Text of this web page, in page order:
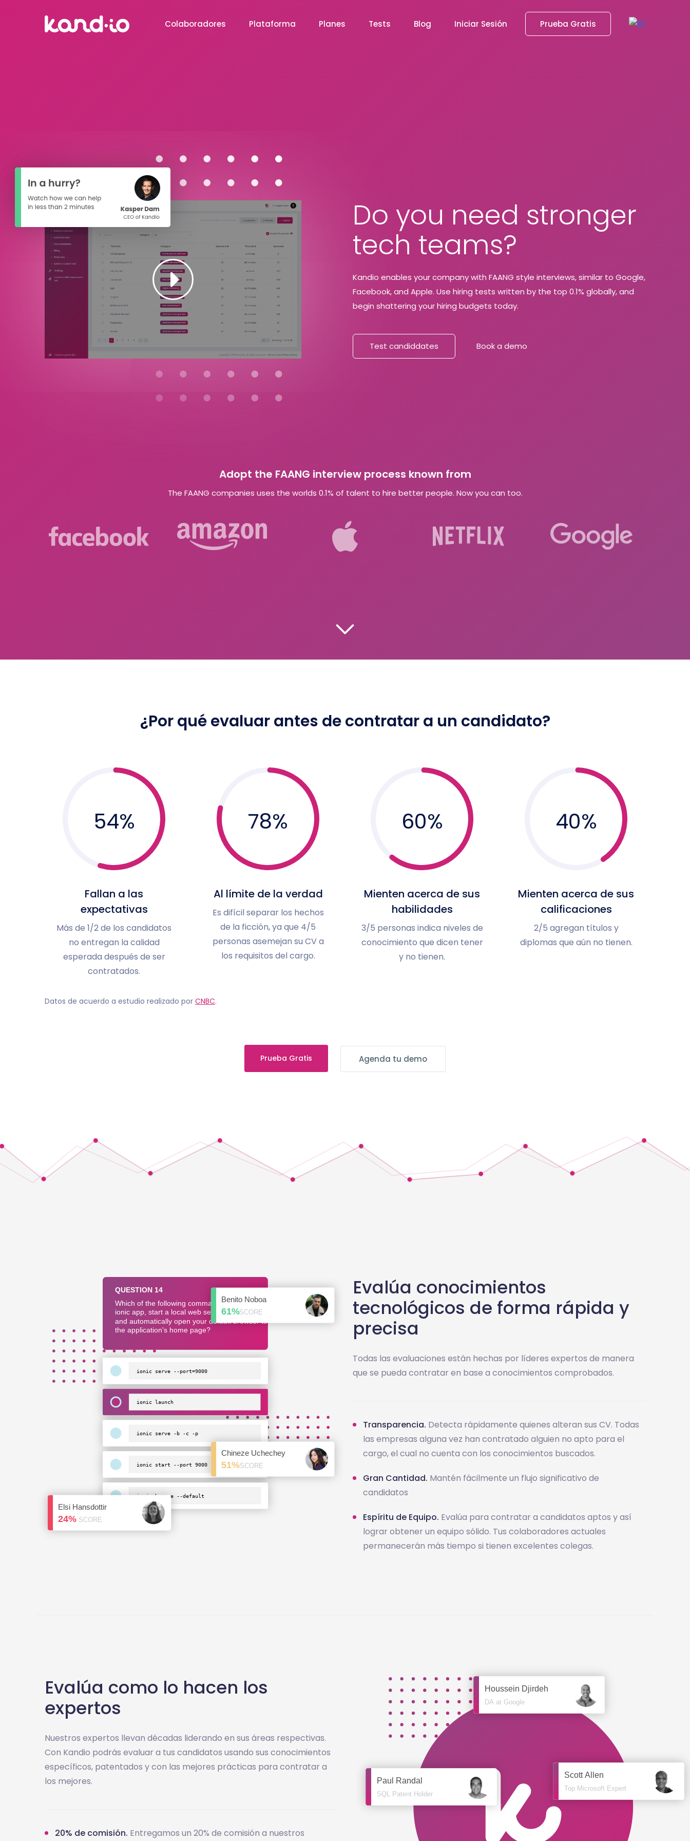
Colaboradores Plataforma Planes Tests Blog Iniciar Sesión Prueba Gratis
Do you need stronger
tech teams?
Kandio enables your company with FAANG style interviews, similar to Google,
Facebook, and Apple. Use hiring tests written by the top 0.1% globally, and
begin shattering your hiring budgets today.
Test candiddates Book a demo
Adopt the FAANG interview process known from
The FAANG companies uses the worlds 0.1% of talent to hire better people. Now you can too.
¿Por qué evaluar antes de contratar a un candidato?
54%
Fallan a las
expectativas
Más de 1/2 de los candidatos
no entregan la calidad
esperada después de ser
contratados.
78%
Al límite de la verdad
Es difícil separar los hechos
de la ficción, ya que 4/5
personas asemejan su CV a
los requisitos del cargo.
60%
Mienten acerca de sus
habilidades
3/5 personas indica niveles de
conocimiento que dicen tener
y no tienen.
40%
Mienten acerca de sus
calificaciones
2/5 agregan títulos y
diplomas que aún no tienen.
Datos de acuerdo a estudio realizado por CNBC.
Prueba Gratis Agenda tu demo
Evalúa conocimientos
tecnológicos de forma rápida y
precisa
Todas las evaluaciones están hechas por líderes expertos de manera
que se pueda contratar en base a conocimientos comprobados.
Transparencia. Detecta rápidamente quienes alteran sus CV. Todas
las empresas alguna vez han contratado alguien no apto para el
cargo, el cual no cuenta con los conocimientos buscados.
Gran Cantidad. Mantén fácilmente un flujo significativo de
candidatos
Espíritu de Equipo. Evalúa para contratar a candidatos aptos y así
lograr obtener un equipo sólido. Tus colaboradores actuales
permanecerán más tiempo si tienen excelentes colegas.
Evalúa como lo hacen los
expertos
Nuestros expertos llevan décadas liderando en sus áreas respectivas.
Con Kandio podrás evaluar a tus candidatos usando sus conocimientos
específicos, patentados y con las mejores prácticas para contratar a
los mejores.
20% de comisión. Entregamos un 20% de comisión a nuestros